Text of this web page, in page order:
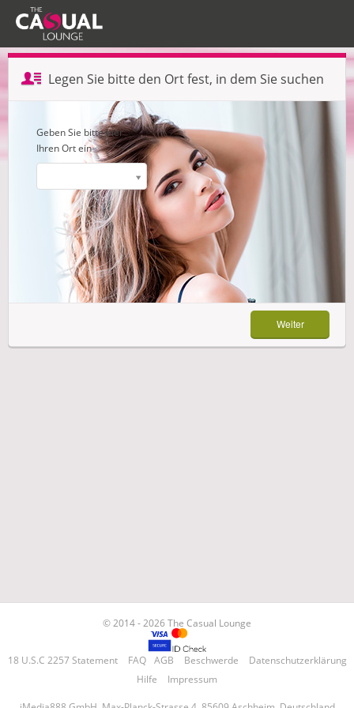
Profil erstellen — Schritt 1 von 3
Legen Sie bitte den Ort fest, in dem Sie suchen
Weiter
Geben Sie bitte hier
Ihren Ort ein
Weiter
© 2014 - 2026 The Casual Lounge
18 U.S.C 2257 Statement FAQ AGB Beschwerde
Datenschutzerklärung
Hilfe
Impressum